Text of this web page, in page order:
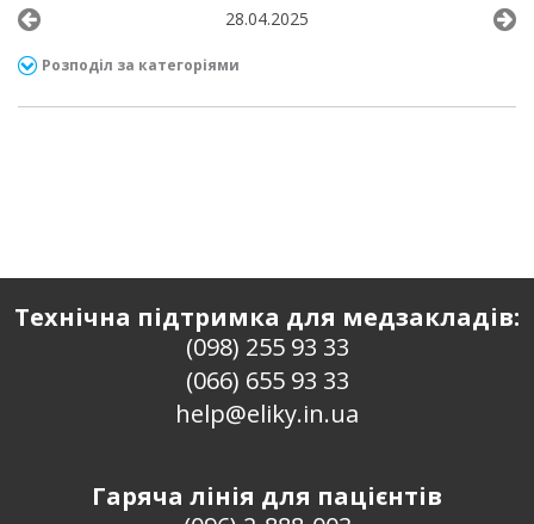
28.04.2025
Розподіл за категоріями
Технічна підтримка для медзакладів:
(098) 255 93 33
(066) 655 93 33
help@eliky.in.ua
Гаряча лінія для пацієнтів